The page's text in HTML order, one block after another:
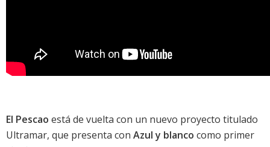
El Pescao está de vuelta con un nuevo proyecto titulado
Ultramar, que presenta con Azul y blanco como primer